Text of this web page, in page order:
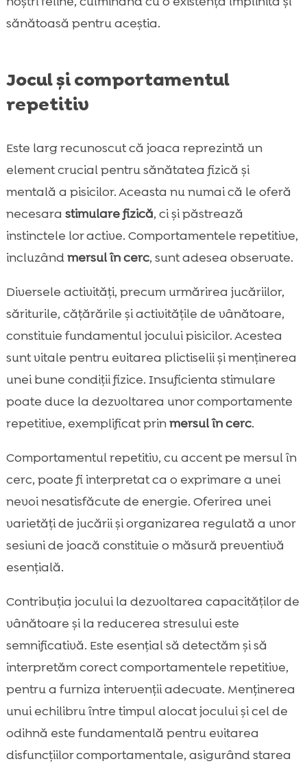
sănătoasă pentru aceștia.
Jocul și comportamentul
repetitiv
Este larg recunoscut că joaca reprezintă un
element crucial pentru sănătatea fizică și
mentală a pisicilor. Aceasta nu numai că le oferă
necesara stimulare fizică, ci și păstrează
instinctele lor active. Comportamentele repetitive,
incluzândmersul în cerc, sunt adesea observate.
Diversele activități, precum urmărirea jucăriilor,
săriturile, cățărările și activităţile de vânătoare,
constituie fundamentul jocului pisicilor. Acestea
sunt vitale pentru evitarea plictiselii și menținerea
unei bune condiții fizice. Insuficienta stimulare
poate duce la dezvoltarea unor comportamente
repetitive, exemplificat prinmersul în cerc.
Comportamentul repetitiv, cu accent pe mersul în
cerc, poate fi interpretat ca o exprimare a unei
nevoi nesatisfăcute de energie. Oferirea unei
varietăți de jucării și organizarea regulată a unor
sesiuni de joacă constituie o măsură preventivă
esențială.
Contribuția jocului la dezvoltarea capacităților de
vânătoare și la reducerea stresului este
semnificativă. Este esențial să detectăm și să
interpretăm corect comportamentele repetitive,
pentru a furniza intervenții adecvate. Menținerea
unui echilibru între timpul alocat jocului și cel de
odihnă este fundamentală pentru evitarea
disfuncțiilor comportamentale, asigurând starea